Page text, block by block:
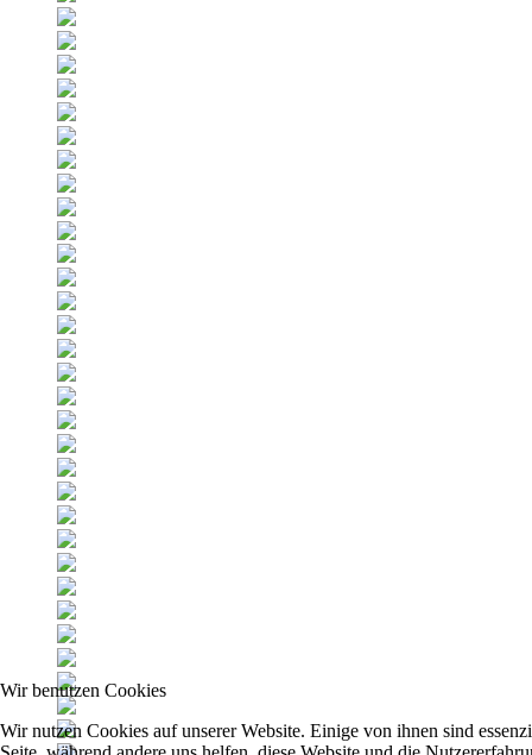
Wir benutzen Cookies
Wir nutzen Cookies auf unserer Website. Einige von ihnen sind